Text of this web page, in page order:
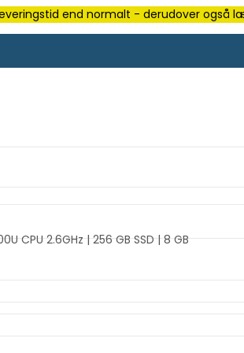
end normalt - derudover også
CPU 2.6GHz | 256 GB SSD | 8 GB